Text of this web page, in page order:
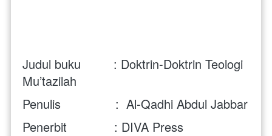
Judul buku         : Doktrin-Doktrin Teologi
Mu’tazilah
Penulis               : Al-Qadhi Abdul Jabbar
Penerbit             : DIVA Press